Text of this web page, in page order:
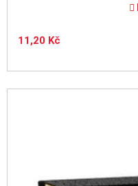
11,20 Kč